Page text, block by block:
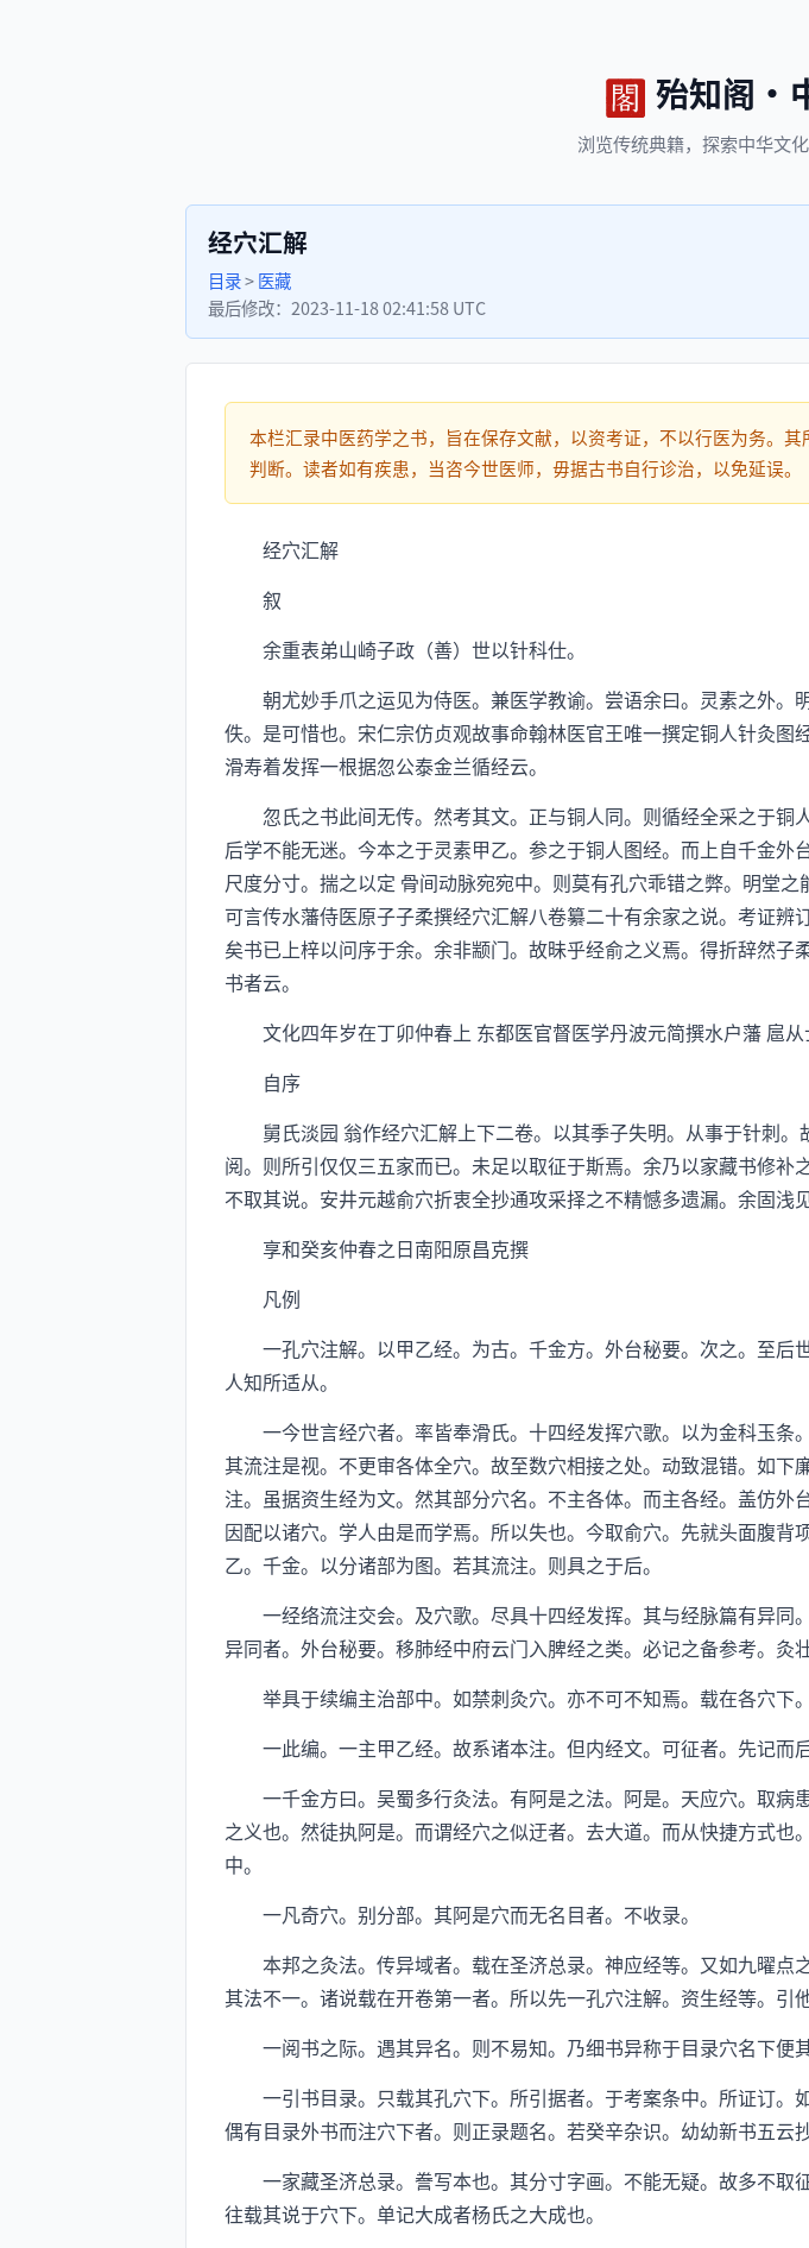
殆知阁 ·
浏览传统典籍， 探索中华文
经穴汇解
目录>医藏
最后修改： 2023-11-18 02:41:58 UTC
本栏汇录中医药学之书，旨在保存文献，以资考证，不以行医为务。
判断。读者如有疾患，当咨今世医师，毋据古书自行诊治，以免延误。
经穴汇解
叙
余重表弟山崎子政（善）世以针科仕。
朝尤妙手爪之运见为侍医。兼医学教谕。尝语余曰。灵素之外。
佚。是可惜也。宋仁宗仿贞观故事命翰林医官王唯一撰定铜人针灸
滑寿着发挥一根据忽公泰金兰循经云。
忽氏之书此间无传。然考其文。正与铜人同。则循经全采之于铜
后学不能无迷。今本之于灵素甲乙。参之于铜人图经。而上自千金
尺度分寸。揣之以定 骨间动脉宛宛中。则莫有孔穴乖错之弊。明堂
可言传水藩侍医原子子柔撰经穴汇解八卷纂二十有余家之说。考证
矣书已上梓以问序于余。余非颛门。故昧乎经俞之义焉。得折辞然
书者云。
文化四年岁在丁卯仲春上 东都医官督医学丹波元简撰水户藩 扈从
自序
舅氏淡园 翁作经穴汇解上下二卷。以其季子失明。从事于针刺。
阅。则所引仅仅三五家而已。未足以取征于斯焉。余乃以家藏书修
不取其说。安井元越俞穴折衷全抄通攻采择之不精憾多遗漏。余固浅
享和癸亥仲春之日南阳原昌克撰
凡例
一孔穴注解。以甲乙经。为古。千金方。外台秘要。次之。至后
人知所适从。
一今世言经穴者。率皆奉滑氏。十四经发挥穴歌。以为金科玉条
其流注是视。不更审各体全穴。故至数穴相接之处。动致混错。如
注。虽据资生经为文。然其部分穴名。不主各体。而主各经。盖仿外
因配以诸穴。学人由是而学焉。所以失也。今取俞穴。先就头面腹
乙。千金。以分诸部为图。若其流注。则具之于后。
一经络流注交会。及穴歌。尽具十四经发挥。其与经脉篇有异同
异同者。外台秘要。移肺经中府云门入脾经之类。必记之备参考。灸
举具于续编主治部中。如禁刺灸穴。亦不可不知焉。载在各穴下。
一此编。一主甲乙经。故系诸本注。但内经文。可征者。先记而
一千金方曰。吴蜀多行灸法。有阿是之法。阿是。天应穴。取病
之义也。然徒执阿是。而谓经穴之似迂者。去大道。而从快捷方式
中。
一凡奇穴。别分部。其阿是穴而无名目者。不收录。
本邦之灸法。传异域者。载在圣济总录。神应经等。又如九曜点
其法不一。诸说载在开卷第一者。所以先一孔穴注解。资生经等。引
一阅书之际。遇其异名。则不易知。乃细书异称于目录穴名下便其
一引书目录。只载其孔穴下。所引据者。于考案条中。所证订。
偶有目录外书而注穴下者。则正录题名。若癸辛杂识。幼幼新书五云
一家藏圣济总录。誊写本也。其分寸字画。不能无疑。故多不取
往载其说于穴下。单记大成者杨氏之大成也。